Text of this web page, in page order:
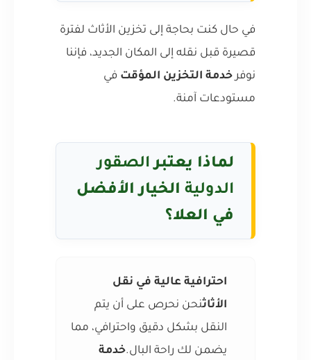
في حال كنت بحاجة إلى تخزين الأثاث لفترة
قصيرة قبل نقله إلى المكان الجديد، فإننا
نوفر خدمة التخزين المؤقت في
مستودعات آمنة.
لماذا يعتبر الصقور
الدولية الخيار الأفضل
في العلا؟
احترافية عالية في نقل
الأثاثنحن نحرص على أن يتم
النقل بشكل دقيق واحترافي، مما
يضمن لك راحة البال.خدمة